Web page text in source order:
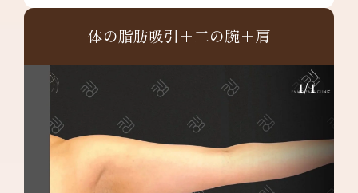
ります。
二の腕：¥249,800～
リスク/副作用：だるさ・熱感・頭痛・蕁麻
疹・痒み・むくみ・発熱・咳・冷や汗・胸痛・
吸引部の皮膚が硬くなる、凹凸になる・効果に
満足できない・施術箇所の知覚の麻痺・鈍さ、
しびれ・皮膚の色素沈着など
肩：¥148,000～
リスク/副作用：だるさ・熱感・頭痛・蕁麻
疹・痒み・むくみ・発熱・咳・冷や汗・胸痛・
体の脂肪吸引+二の腕+肩
1/1